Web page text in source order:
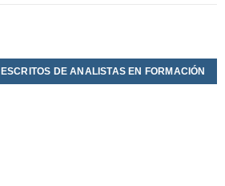
ESCRITOS DE ANALISTAS EN FORMACIÓN